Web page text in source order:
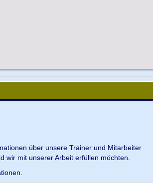
über unsere Trainer und Mitarbeiter
wir mit unserer Arbeit erfüllen möchten.